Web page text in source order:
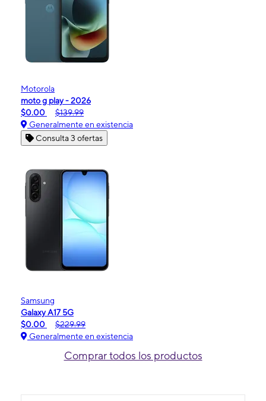
Motorola
moto g play - 2026
$0.00
$139.99
Generalmente en existencia
Consulta 3 ofertas
Samsung
Galaxy A17 5G
$0.00
$229.99
Generalmente en existencia
Comprar todos los productos